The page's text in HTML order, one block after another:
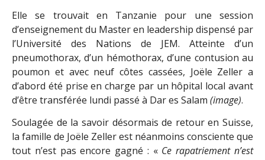
Elle se trouvait en Tanzanie pour une session
d’enseignement du Master en leadership dispensé par
l’Université des Nations de JEM. Atteinte d’un
pneumothorax, d’un hémothorax, d’une contusion au
poumon et avec neuf côtes cassées, Joële Zeller a
d’abord été prise en charge par un hôpital local avant
d’être transférée lundi passé à Dar es Salam (image).
Soulagée de la savoir désormais de retour en Suisse,
la famille de Joële Zeller est néanmoins consciente que
tout n’est pas encore gagné : « Ce rapatriement n’est